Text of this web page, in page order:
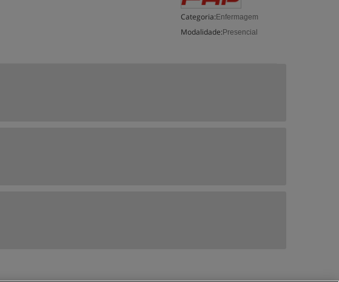
Categoria: Enfermagem
Modalidade: Presencial